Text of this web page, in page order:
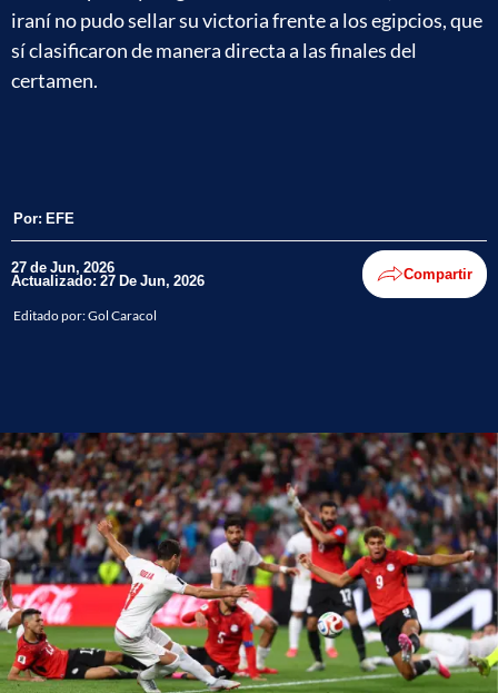
iraní no pudo sellar su victoria frente a los egipcios, que
sí clasificaron de manera directa a las finales del
certamen.
Por: EFE
27 de Jun, 2026
Actualizado: 27 De Jun, 2026 Compartir
Editado por:Gol Caracol